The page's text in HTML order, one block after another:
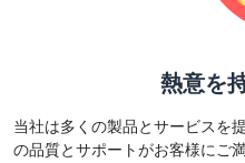
熱意を
当社は多くの製品とサービスを
の品質とサポートがお客様にご